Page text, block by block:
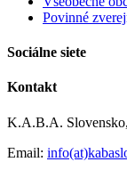
Povinné
Sociálne siete
Kontakt
K.A.B.A.
Email: